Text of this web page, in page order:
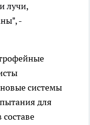
лучи,
-
системы
для